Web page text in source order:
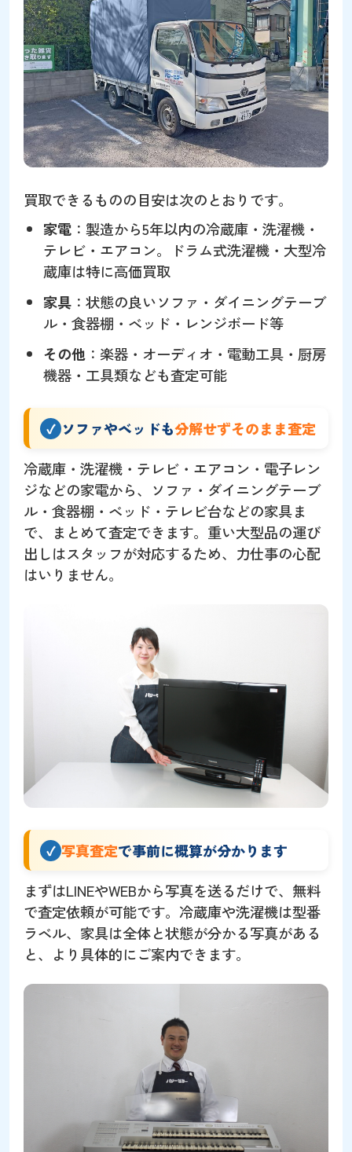
買取できるものの目安は次のとおりです。
家電 ：製造から5年以内の冷蔵庫・洗濯機・
テレビ・エアコン。ドラム式洗濯機・大型冷
蔵庫は特に高価買取
家具 ：状態の良いソファ・ダイニングテーブ
ル・食器棚・ベッド・レンジボード等
その他 ：楽器・オーディオ・電動工具・厨房
機器・工具類なども査定可能
ソファやベッドも分解せずそのまま査定
冷蔵庫・洗濯機・テレビ・エアコン・電子レン
ジなどの家電から、ソファ・ダイニングテーブ
ル・食器棚・ベッド・テレビ台などの家具ま
で、まとめて査定できます。重い大型品の運び
出しはスタッフが対応するため、力仕事の心配
はいりません。
写真査定で事前に概算が分かります
まずはLINEやWEBから写真を送るだけで、無料
で査定依頼が可能です。冷蔵庫や洗濯機は型番
ラベル、家具は全体と状態が分かる写真がある
と、より具体的にご案内できます。